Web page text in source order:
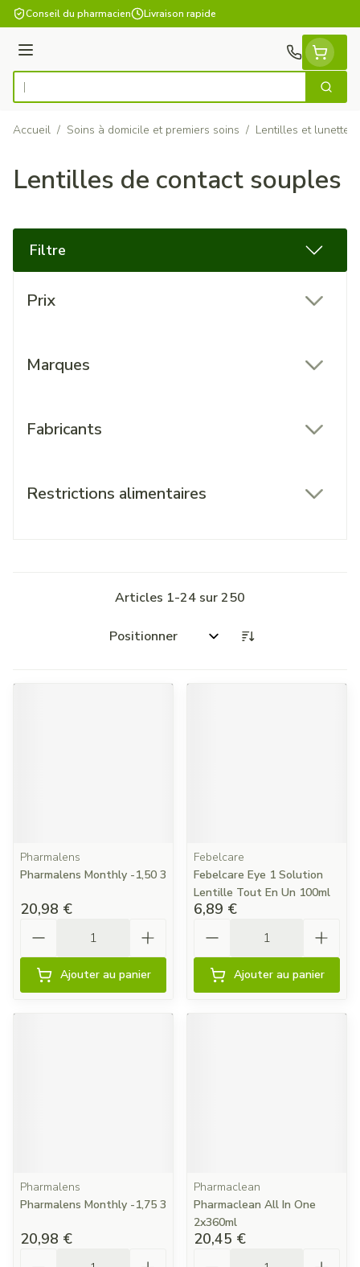
Aller au contenu
Conseil du pharmacien Livraison rapide
Menu
Rechercher
Accueil / Soins à domicile et premiers soins / Lentilles et lunettes
Lentilles de contact souples
Filtre
Prix
Marques
Fabricants
Restrictions alimentaires
Articles 1-24 sur250
Trier par:
Pharmalens
Pharmalens Monthly -1,50 3
20,98 €
Ajouter au panier
Febelcare
Febelcare Eye 1 Solution
Lentille Tout En Un 100ml
6,89 €
Ajouter au panier
Pharmalens
Pharmalens Monthly -1,75 3
20,98 €
Pharmaclean
Pharmaclean All In One
2x360ml
20,45 €